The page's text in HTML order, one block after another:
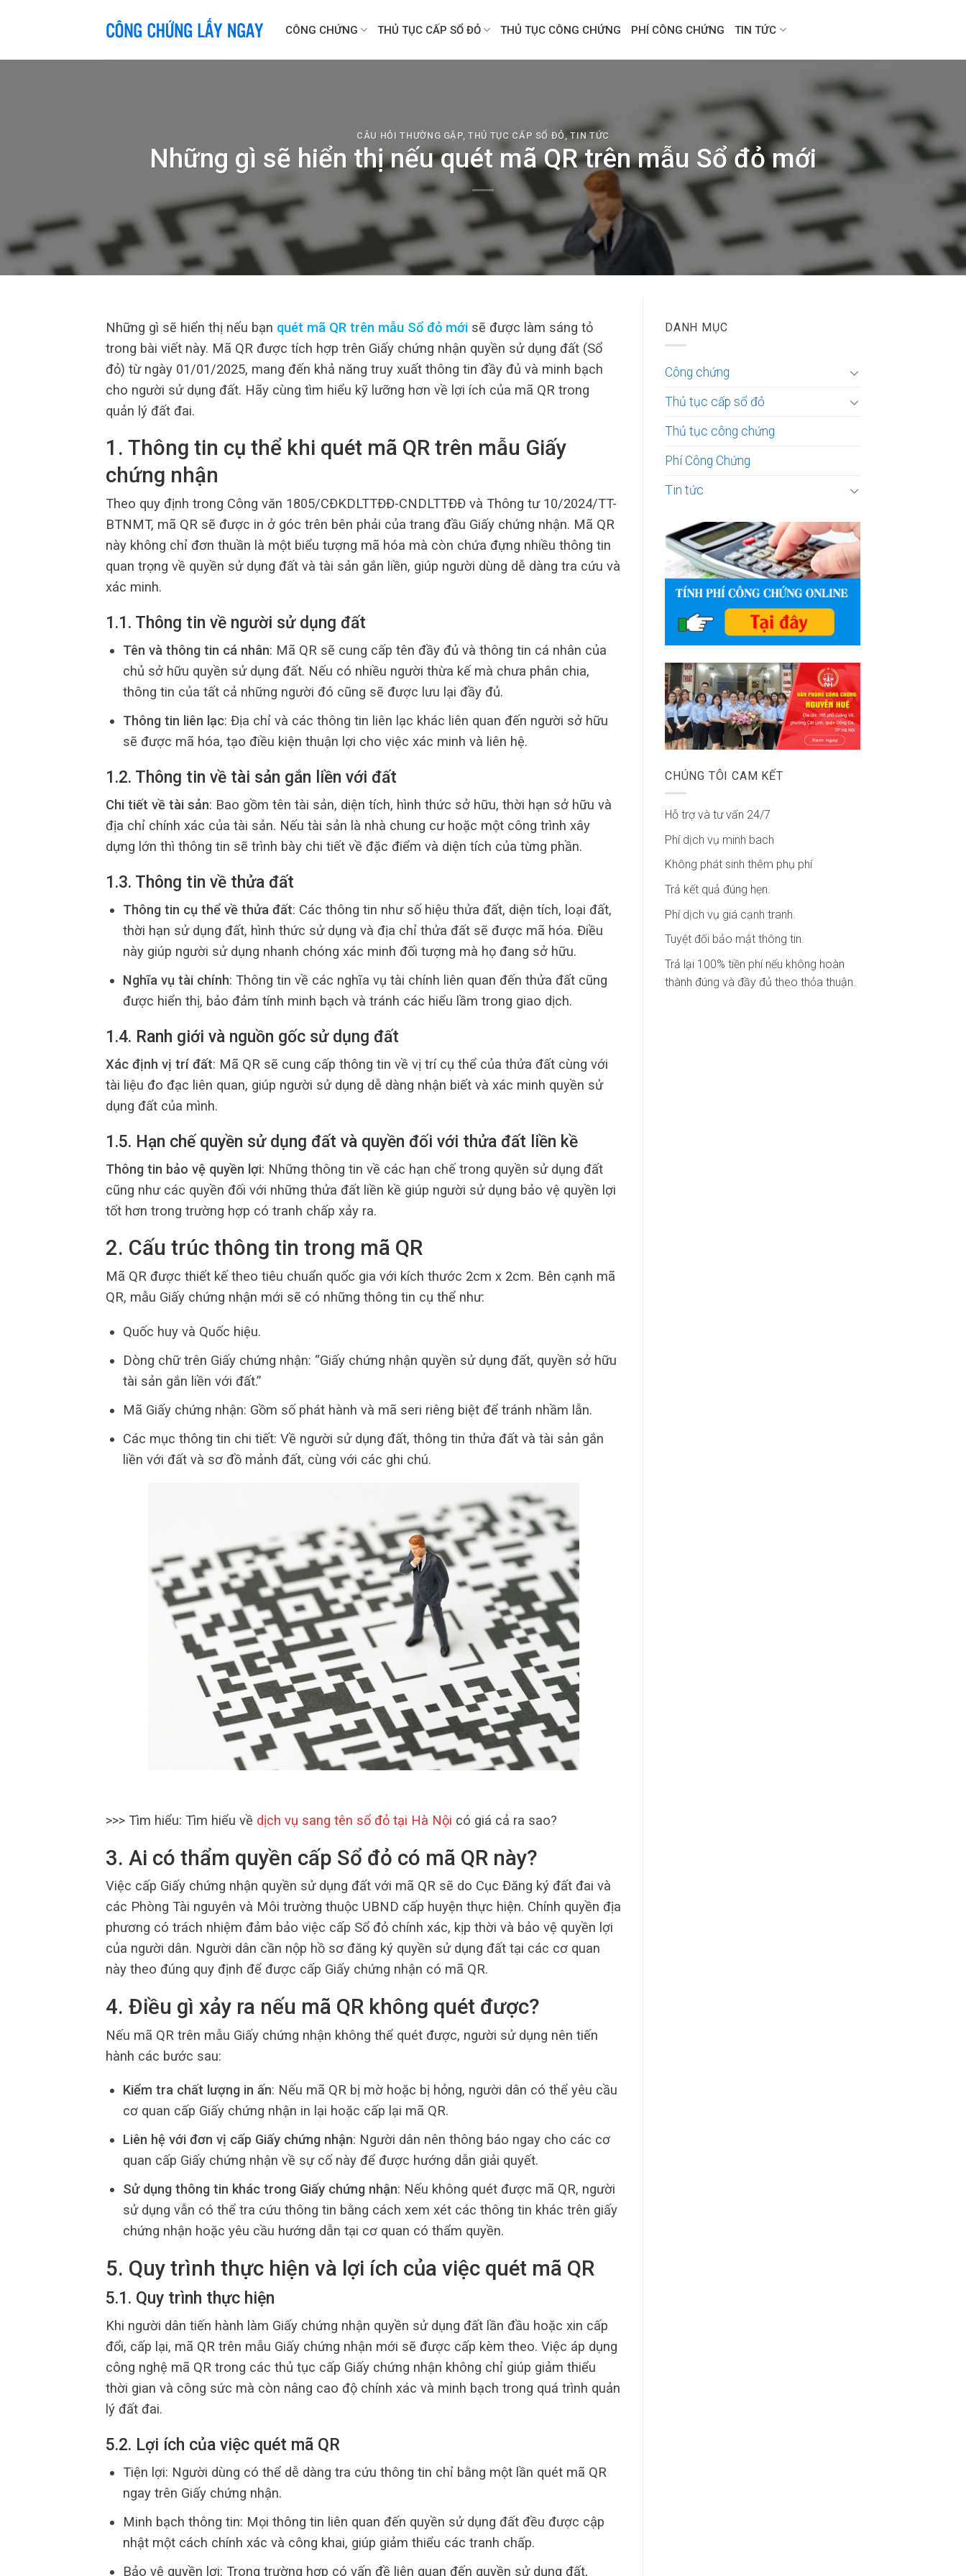
CÔNG CHỨNG THỦ TỤC CẤP SỔ ĐỎ THỦ TỤC CÔNG CHỨNG PHÍ CÔNG CHỨNG TIN TỨC
CÂU HỎI THƯỜNG GẶP,THỦ TỤC CẤP SỔ ĐỎ ,TIN TỨC
Những gì sẽ hiển thị nếu quét mã QR trên mẫu Sổ đỏ mới
Những gì sẽ hiển thị nếu bạn quét mã QR trên mẫu Sổ đỏ mới sẽ được làm sáng tỏ
trong bài viết này. Mã QR được tích hợp trên Giấy chứng nhận quyền sử dụng đất (Sổ
đỏ) từ ngày 01/01/2025, mang đến khả năng truy xuất thông tin đầy đủ và minh bạch
cho người sử dụng đất. Hãy cùng tìm hiểu kỹ lưỡng hơn về lợi ích của mã QR trong
quản lý đất đai.
1. Thông tin cụ thể khi quét mã QR trên mẫu Giấy
chứng nhận
Theo quy định trong Công văn 1805/CĐKDLTTĐĐ-CNDLTTĐĐ và Thông tư 10/2024/TT-
BTNMT, mã QR sẽ được in ở góc trên bên phải của trang đầu Giấy chứng nhận. Mã QR
này không chỉ đơn thuần là một biểu tượng mã hóa mà còn chứa đựng nhiều thông tin
quan trọng về quyền sử dụng đất và tài sản gắn liền, giúp người dùng dễ dàng tra cứu và
xác minh.
1.1. Thông tin về người sử dụng đất
Tên và thông tin cá nhân: Mã QR sẽ cung cấp tên đầy đủ và thông tin cá nhân của
chủ sở hữu quyền sử dụng đất. Nếu có nhiều người thừa kế mà chưa phân chia,
thông tin của tất cả những người đó cũng sẽ được lưu lại đầy đủ.
Thông tin liên lạc: Địa chỉ và các thông tin liên lạc khác liên quan đến người sở hữu
sẽ được mã hóa, tạo điều kiện thuận lợi cho việc xác minh và liên hệ.
1.2. Thông tin về tài sản gắn liền với đất
Chi tiết về tài sản: Bao gồm tên tài sản, diện tích, hình thức sở hữu, thời hạn sở hữu và
địa chỉ chính xác của tài sản. Nếu tài sản là nhà chung cư hoặc một công trình xây
dựng lớn thì thông tin sẽ trình bày chi tiết về đặc điểm và diện tích của từng phần.
1.3. Thông tin về thửa đất
Thông tin cụ thể về thửa đất: Các thông tin như số hiệu thửa đất, diện tích, loại đất,
thời hạn sử dụng đất, hình thức sử dụng và địa chỉ thửa đất sẽ được mã hóa. Điều
này giúp người sử dụng nhanh chóng xác minh đối tượng mà họ đang sở hữu.
Nghĩa vụ tài chính: Thông tin về các nghĩa vụ tài chính liên quan đến thửa đất cũng
được hiển thị, bảo đảm tính minh bạch và tránh các hiểu lầm trong giao dịch.
1.4. Ranh giới và nguồn gốc sử dụng đất
Xác định vị trí đất: Mã QR sẽ cung cấp thông tin về vị trí cụ thể của thửa đất cùng với
tài liệu đo đạc liên quan, giúp người sử dụng dễ dàng nhận biết và xác minh quyền sử
dụng đất của mình.
1.5. Hạn chế quyền sử dụng đất và quyền đối với thửa đất liền kề
Thông tin bảo vệ quyền lợi: Những thông tin về các hạn chế trong quyền sử dụng đất
cũng như các quyền đối với những thửa đất liền kề giúp người sử dụng bảo vệ quyền lợi
tốt hơn trong trường hợp có tranh chấp xảy ra.
2. Cấu trúc thông tin trong mã QR
Mã QR được thiết kế theo tiêu chuẩn quốc gia với kích thước 2cm x 2cm. Bên cạnh mã
QR, mẫu Giấy chứng nhận mới sẽ có những thông tin cụ thể như:
Quốc huy và Quốc hiệu.
Dòng chữ trên Giấy chứng nhận: “Giấy chứng nhận quyền sử dụng đất, quyền sở hữu
tài sản gắn liền với đất.”
Mã Giấy chứng nhận: Gồm số phát hành và mã seri riêng biệt để tránh nhầm lẫn.
Các mục thông tin chi tiết: Về người sử dụng đất, thông tin thửa đất và tài sản gắn
liền với đất và sơ đồ mảnh đất, cùng với các ghi chú.
>>> Tìm hiểu: Tìm hiểu về dịch vụ sang tên sổ đỏ tại Hà Nội có giá cả ra sao?
3. Ai có thẩm quyền cấp Sổ đỏ có mã QR này?
Việc cấp Giấy chứng nhận quyền sử dụng đất với mã QR sẽ do Cục Đăng ký đất đai và
các Phòng Tài nguyên và Môi trường thuộc UBND cấp huyện thực hiện. Chính quyền địa
phương có trách nhiệm đảm bảo việc cấp Sổ đỏ chính xác, kịp thời và bảo vệ quyền lợi
của người dân. Người dân cần nộp hồ sơ đăng ký quyền sử dụng đất tại các cơ quan
này theo đúng quy định để được cấp Giấy chứng nhận có mã QR.
4. Điều gì xảy ra nếu mã QR không quét được?
Nếu mã QR trên mẫu Giấy chứng nhận không thể quét được, người sử dụng nên tiến
hành các bước sau:
Kiểm tra chất lượng in ấn: Nếu mã QR bị mờ hoặc bị hỏng, người dân có thể yêu cầu
cơ quan cấp Giấy chứng nhận in lại hoặc cấp lại mã QR.
Liên hệ với đơn vị cấp Giấy chứng nhận: Người dân nên thông báo ngay cho các cơ
quan cấp Giấy chứng nhận về sự cố này để được hướng dẫn giải quyết.
Sử dụng thông tin khác trong Giấy chứng nhận: Nếu không quét được mã QR, người
sử dụng vẫn có thể tra cứu thông tin bằng cách xem xét các thông tin khác trên giấy
chứng nhận hoặc yêu cầu hướng dẫn tại cơ quan có thẩm quyền.
5. Quy trình thực hiện và lợi ích của việc quét mã QR
5.1. Quy trình thực hiện
Khi người dân tiến hành làm Giấy chứng nhận quyền sử dụng đất lần đầu hoặc xin cấp
đổi, cấp lại, mã QR trên mẫu Giấy chứng nhận mới sẽ được cấp kèm theo. Việc áp dụng
công nghệ mã QR trong các thủ tục cấp Giấy chứng nhận không chỉ giúp giảm thiểu
thời gian và công sức mà còn nâng cao độ chính xác và minh bạch trong quá trình quản
lý đất đai.
5.2. Lợi ích của việc quét mã QR
Tiện lợi: Người dùng có thể dễ dàng tra cứu thông tin chỉ bằng một lần quét mã QR
ngay trên Giấy chứng nhận.
Minh bạch thông tin: Mọi thông tin liên quan đến quyền sử dụng đất đều được cập
nhật một cách chính xác và công khai, giúp giảm thiểu các tranh chấp.
Bảo vệ quyền lợi: Trong trường hợp có vấn đề liên quan đến quyền sử dụng đất,
DANH MỤC
Công chứng
Thủ tục cấp sổ đỏ
Thủ tục công chứng
Phí Công Chứng
Tin tức
CHÚNG TÔI CAM KẾT
Hỗ trợ và tư vấn 24/7
Phí dịch vụ minh bach
Không phát sinh thêm phụ phí
Trả kết quả đúng hẹn.
Phí dịch vụ giá cạnh tranh.
Tuyệt đối bảo mật thông tin.
Trả lại 100% tiền phí nếu không hoàn
thành đúng và đầy đủ theo thỏa thuận.